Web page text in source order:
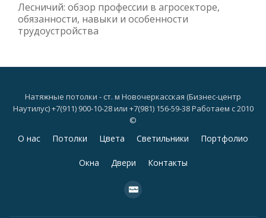
Лесничий: обзор профессии в агросекторе,
обязанности, навыки и особенности
трудоустройства
Натяжные потолки - ст. м Новочеркасская (Бизнес-центр
Наутилус) +7(911) 900-10-28 или +7(981) 156-59-38 Работаем с 2010
©
Дополнительное
О нас Потолки Цвета Светильники Портфолио
Окна Двери Контакты
fa-
cc-